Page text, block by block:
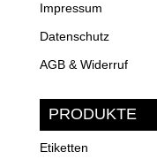
Impressum
Datenschutz
AGB & Widerruf
PRODUKTE
Etiketten